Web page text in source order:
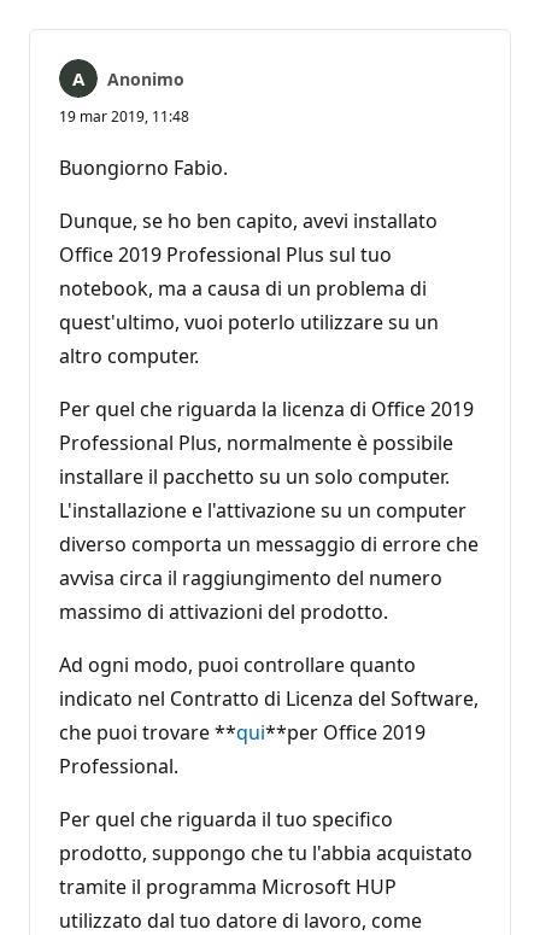
Anonimo
19 mar 2019, 11:48
Buongiorno Fabio.
Dunque, se ho ben capito, avevi installato
Office 2019 Professional Plus sul tuo
notebook, ma a causa di un problema di
quest'ultimo, vuoi poterlo utilizzare su un
altro computer.
Per quel che riguarda la licenza di Office 2019
Professional Plus, normalmente è possibile
installare il pacchetto su un solo computer.
L'installazione e l'attivazione su un computer
diverso comporta un messaggio di errore che
avvisa circa il raggiungimento del numero
massimo di attivazioni del prodotto.
Ad ogni modo, puoi controllare quanto
indicato nel Contratto di Licenza del Software,
che puoi trovare **qui**per Office 2019
Professional.
Per quel che riguarda il tuo specifico
prodotto, suppongo che tu l'abbia acquistato
tramite il programma Microsoft HUP
utilizzato dal tuo datore di lavoro, come